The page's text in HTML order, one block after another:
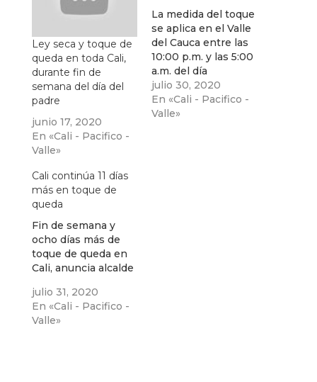
Ley seca y toque de
queda en toda Cali,
durante fin de
semana del día del
padre
junio 17, 2020
En «Cali - Pacifico -
Valle»
La medida del toque
se aplica en el Valle
del Cauca entre las
10:00 p.m. y las 5:00
a.m. del día
siguiente, se amplia
en el mismo horario
hasta el 31 de
julio 30, 2020
En «Cali - Pacifico -
Valle»
Cali continúa 11 días
más en toque de
queda
Fin de semana y
ocho días más de
toque de queda en
Cali, anuncia alcalde
julio 31, 2020
En «Cali - Pacifico -
Valle»